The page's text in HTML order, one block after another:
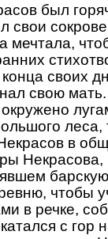
был
свои
мечтала,
своих
свою мать.
в
Некрасова,
чтобы
в речке,
с гор